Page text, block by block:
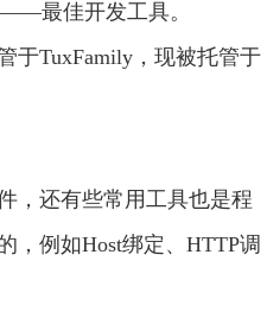
——最佳开发工具。
于TuxFamily，现被托管于
，还有些常用工具也是程
，例如Host绑定、HTTP调